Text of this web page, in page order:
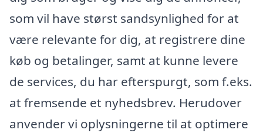
som vil have størst sandsynlighed for at
være relevante for dig, at registrere dine
køb og betalinger, samt at kunne levere
de services, du har efterspurgt, som f.eks.
at fremsende et nyhedsbrev. Herudover
anvender vi oplysningerne til at optimere